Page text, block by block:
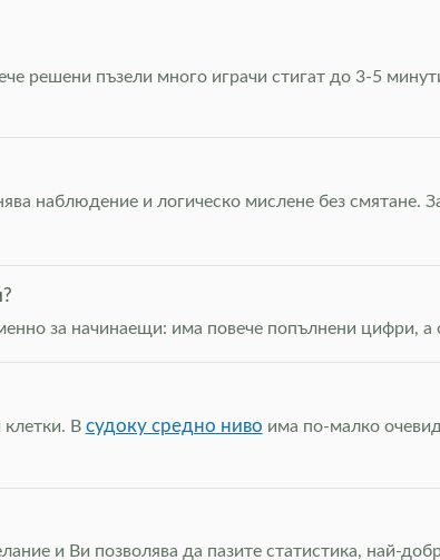
решени пъзели много играчи стигат до 3-5
наблюдение и логическо мислене без смятане.
за начинаещи: има повече попълнени цифри,
клетки. В судоку средно ниво има по-малко
и Ви позволява да пазите статистика, най-